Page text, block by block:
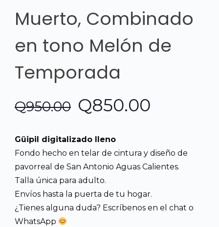
Muerto, Combinado
en tono Melón de
Temporada
Q950.00 El
original
era:
Q950.00.
Q850.00
actual
Güipil digitalizado lleno
Fondo hecho en telar de cintura y diseño de
pavorreal de San Antonio Aguas Calientes.
Talla única para adulto.
Envíos hasta la puerta de tu hogar.
¿Tienes alguna duda? Escríbenos en el chat o
WhatsApp